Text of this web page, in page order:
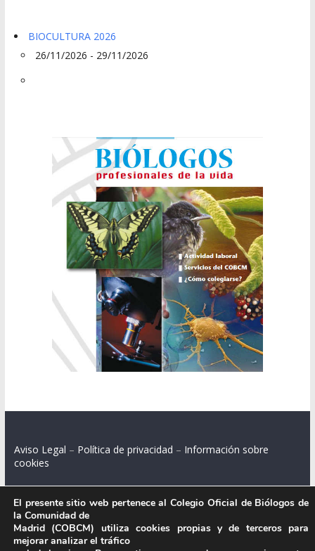
BIOCULTURA 2026
26/11/2026 - 29/11/2026
Aviso Legal – Política de privacidad – Información sobre
cookies
Colegio Oficial de Biólogos de la Comunidad de Madrid.
El presente sitio web pertenece al Colegio Oficial de Biólogos de
la Comunidad de
Madrid (COBCM) utiliza cookies propias y de terceros para
mejorar analizar el tráfico